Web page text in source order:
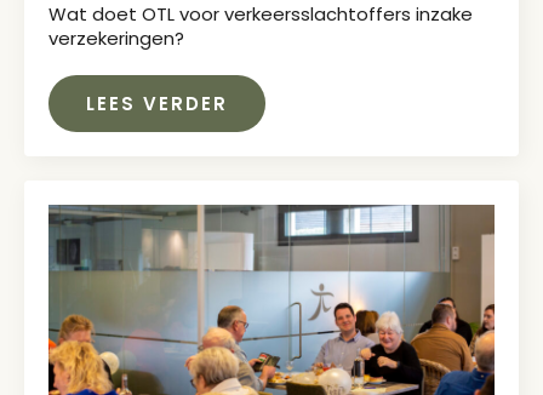
Wat doet OTL voor verkeersslachtoffers inzake
verzekeringen?
LEES VERDER